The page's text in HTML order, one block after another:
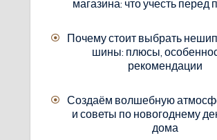
магазина: что учесть перед
Почему стоит выбрать
шины: плюсы,
рекомендации
Создаём волшебную
и советы по новогоднему
дома